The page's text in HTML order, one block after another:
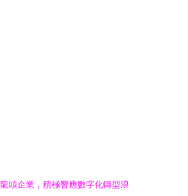
頭企業，積極響應數字化轉型浪